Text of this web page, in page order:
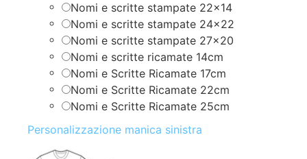
Nomi e scritte stampate 22×14
Nomi e scritte stampate 24×22
Nomi e scritte stampate 27×20
Nomi e scritte ricamate 14cm
Nomi e Scritte Ricamate 17cm
Nomi e Scritte Ricamate 22cm
Nomi e Scritte Ricamate 25cm
Personalizzazione manica sinistra